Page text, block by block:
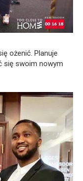
ożenić. Planuje
się swoim nowym